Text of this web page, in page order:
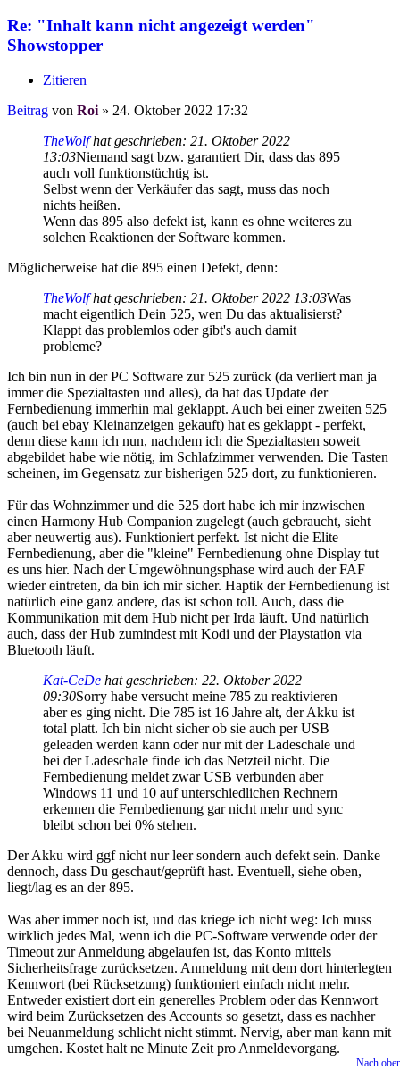
Re: "Inhalt kann nicht angezeigt werden"
Showstopper
Zitieren
Beitrag von Roi » 24. Oktober 2022 17:32
TheWolfhat geschrieben: 21. Oktober 2022
13:03Niemand sagt bzw. garantiert Dir, dass das 895
auch voll funktionstüchtig ist.
Selbst wenn der Verkäufer das sagt, muss das noch
nichts heißen.
Wenn das 895 also defekt ist, kann es ohne weiteres zu
solchen Reaktionen der Software kommen.
Möglicherweise hat die 895 einen Defekt, denn:
TheWolfhat geschrieben: 21. Oktober 2022 13:03Was
macht eigentlich Dein 525, wen Du das aktualisierst?
Klappt das problemlos oder gibt's auch damit
probleme?
Ich bin nun in der PC Software zur 525 zurück (da verliert man ja
immer die Spezialtasten und alles), da hat das Update der
Fernbedienung immerhin mal geklappt. Auch bei einer zweiten 525
(auch bei ebay Kleinanzeigen gekauft) hat es geklappt - perfekt,
denn diese kann ich nun, nachdem ich die Spezialtasten soweit
abgebildet habe wie nötig, im Schlafzimmer verwenden. Die Tasten
scheinen, im Gegensatz zur bisherigen 525 dort, zu funktionieren.
Für das Wohnzimmer und die 525 dort habe ich mir inzwischen
einen Harmony Hub Companion zugelegt (auch gebraucht, sieht
aber neuwertig aus). Funktioniert perfekt. Ist nicht die Elite
Fernbedienung, aber die "kleine" Fernbedienung ohne Display tut
es uns hier. Nach der Umgewöhnungsphase wird auch der FAF
wieder eintreten, da bin ich mir sicher. Haptik der Fernbedienung ist
natürlich eine ganz andere, das ist schon toll. Auch, dass die
Kommunikation mit dem Hub nicht per Irda läuft. Und natürlich
auch, dass der Hub zumindest mit Kodi und der Playstation via
Bluetooth läuft.
Kat-CeDe hat geschrieben: 22. Oktober 2022
09:30Sorry habe versucht meine 785 zu reaktivieren
aber es ging nicht. Die 785 ist 16 Jahre alt, der Akku ist
total platt. Ich bin nicht sicher ob sie auch per USB
geleaden werden kann oder nur mit der Ladeschale und
bei der Ladeschale finde ich das Netzteil nicht. Die
Fernbedienung meldet zwar USB verbunden aber
Windows 11 und 10 auf unterschiedlichen Rechnern
erkennen die Fernbedienung gar nicht mehr und sync
bleibt schon bei 0% stehen.
Der Akku wird ggf nicht nur leer sondern auch defekt sein. Danke
dennoch, dass Du geschaut/geprüft hast. Eventuell, siehe oben,
liegt/lag es an der 895.
Was aber immer noch ist, und das kriege ich nicht weg: Ich muss
wirklich jedes Mal, wenn ich die PC-Software verwende oder der
Timeout zur Anmeldung abgelaufen ist, das Konto mittels
Sicherheitsfrage zurücksetzen. Anmeldung mit dem dort hinterlegten
Kennwort (bei Rücksetzung) funktioniert einfach nicht mehr.
Entweder existiert dort ein generelles Problem oder das Kennwort
wird beim Zurücksetzen des Accounts so gesetzt, dass es nachher
bei Neuanmeldung schlicht nicht stimmt. Nervig, aber man kann mit
umgehen. Kostet halt ne Minute Zeit pro Anmeldevorgang.
Nach